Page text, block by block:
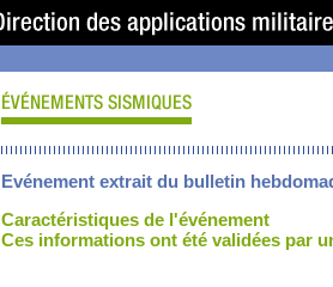
Evénement extrait du bulletin
Caractéristiques de l'événement
Ces informations ont été validées par